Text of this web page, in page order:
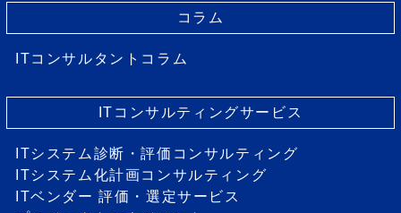
コラム
ITコンサルタントコラム
ITコンサルティングサービス
ITシステム診断・評価コンサルティング
ITシステム化計画コンサルティング
ITベンダー 評価・選定サービス